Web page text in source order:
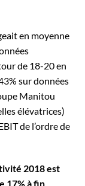
en moyenne
de 18-20 en
sur données
Manitou
élévatrices)
de l’ordre de
2018 est
17% à fin